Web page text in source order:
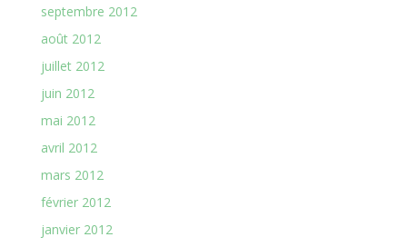
septembre 2012
août 2012
juillet 2012
juin 2012
mai 2012
avril 2012
mars 2012
février 2012
janvier 2012